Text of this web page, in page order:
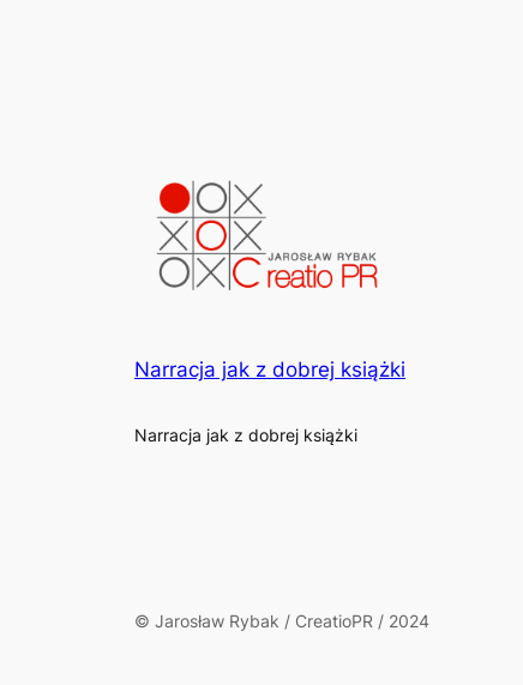
Narracja jak z dobrej książki
Narracja jak z dobrej książki
© Jarosław Rybak / CreatioPR / 2024